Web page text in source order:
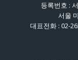
등록번호 :
서울
대표전화 : 02-